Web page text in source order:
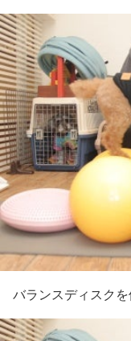
バランスディスク